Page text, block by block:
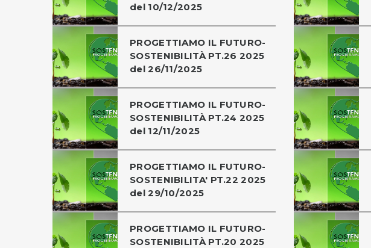
del 10/12/2025
PROGETTIAMO IL FUTURO-
SOSTENIBILITÀ PT.26 2025
del 26/11/2025
PROGETTIAMO IL FUTURO-
SOSTENIBILITÀ PT.24 2025
del 12/11/2025
PROGETTIAMO IL FUTURO-
SOSTENIBILITA' PT.22 2025
del 29/10/2025
PROGETTIAMO IL FUTURO-
SOSTENIBILITÀ PT.20 2025